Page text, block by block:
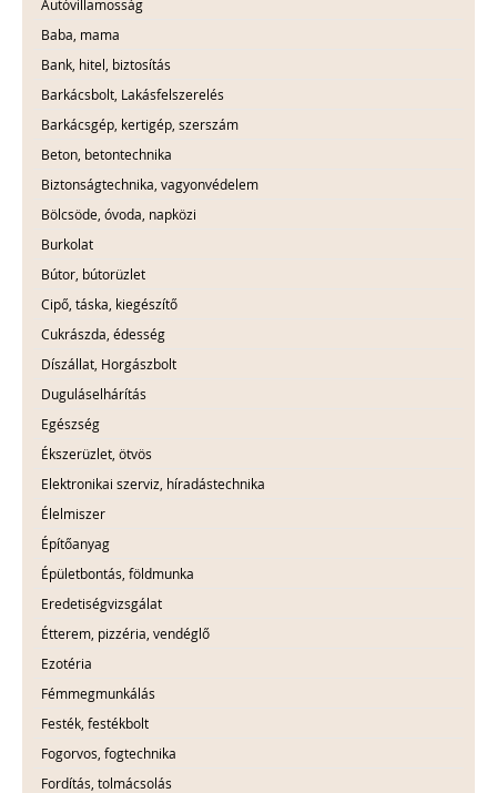
Autóvillamosság
Baba, mama
Bank, hitel, biztosítás
Barkácsbolt, Lakásfelszerelés
Barkácsgép, kertigép, szerszám
Beton, betontechnika
Biztonságtechnika, vagyonvédelem
Bölcsöde, óvoda, napközi
Burkolat
Bútor, bútorüzlet
Cipő, táska, kiegészítő
Cukrászda, édesség
Díszállat, Horgászbolt
Duguláselhárítás
Egészség
Ékszerüzlet, ötvös
Elektronikai szerviz, híradástechnika
Élelmiszer
Építőanyag
Épületbontás, földmunka
Eredetiségvizsgálat
Étterem, pizzéria, vendéglő
Ezotéria
Fémmegmunkálás
Festék, festékbolt
Fogorvos, fogtechnika
Fordítás, tolmácsolás